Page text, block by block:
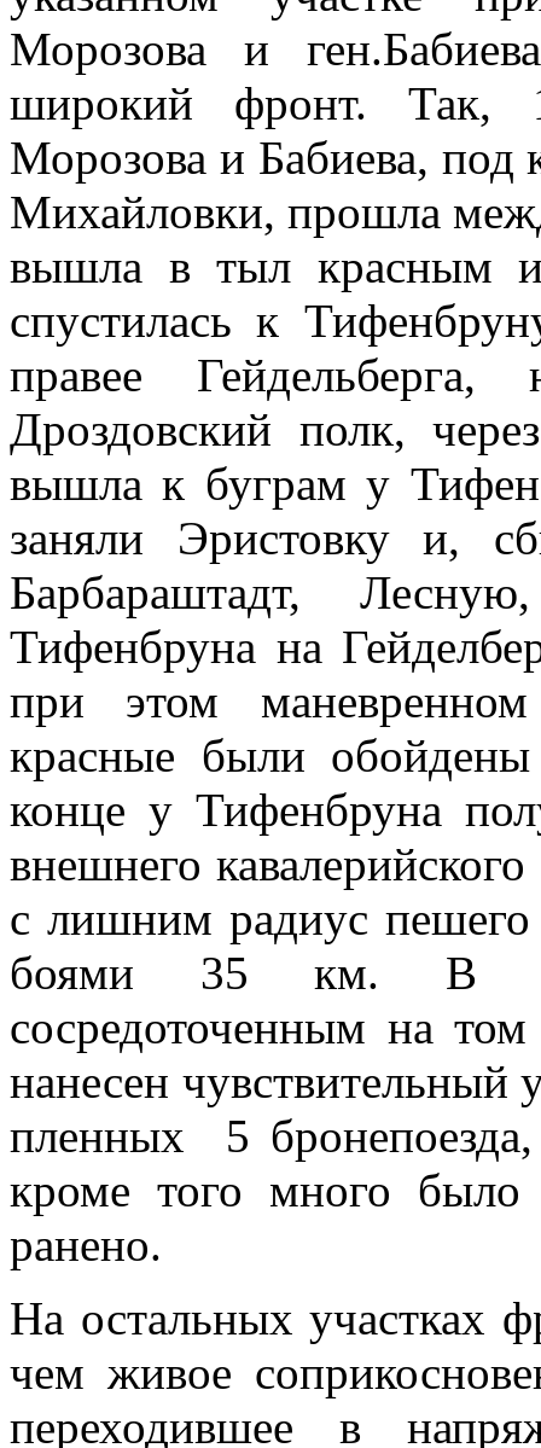
Морозова и
широкий фронт. Так,
Морозова и Бабиева, под
Михайловки, прошла
вышла в тыл красным
спустилась к
правее
Дроздовский полк,
вышла к буграм у
заняли Эристовку и,
Барбараштадт,
Тифенбруна на
при этом
красные были
конце у Тифенбруна
внешнего
с лишним радиус пешего
боями 35 км. В
сосредоточенным на
нанесен
пленных 5
кроме того много было
ранено.
На остальных участках
чем живое
переходившее в